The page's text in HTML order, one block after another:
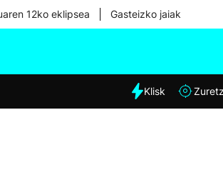
12ko eklipsea Gasteizko jaiak
Eguraldia
Klisk